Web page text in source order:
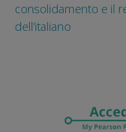
consolidamento e il
dell’italiano